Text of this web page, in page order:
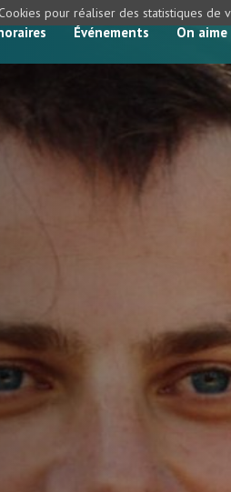
Événements On aime
pour réaliser des statistiques de